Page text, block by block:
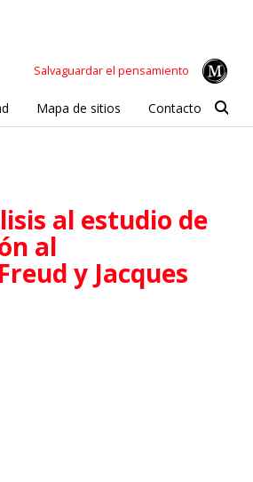
Salvaguardar el pensamiento
Mapa de sitios Contacto
al
y Jacques